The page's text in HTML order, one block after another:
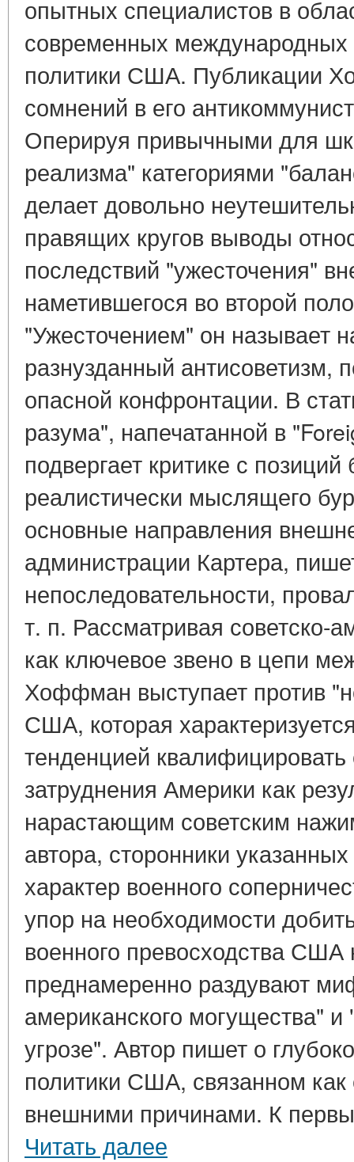
опытных специалистов в
современных
политики США. Публикации
сомнений в его
Оперируя привычными для
реализма" категориями
делает довольно
правящих кругов выводы
последствий "ужесточения"
наметившегося во второй
"Ужесточением" он
разнузданный антисоветизм,
опасной конфронтации. В
разума", напечатанной в
подвергает критике с
реалистически мыслящего
основные направления
администрации Картера,
непоследовательности,
т. п. Рассматривая советско-
как ключевое звено в цепи
Хоффман выступает против
США, которая
тенденцией
затруднения Америки как
нарастающим советским
автора, сторонники
характер военного
упор на необходимости
военного превосходства
преднамеренно раздувают
американского могущества" и
угрозе". Автор пишет о
политики США, связанном как
внешними причинами. К
Читать далее